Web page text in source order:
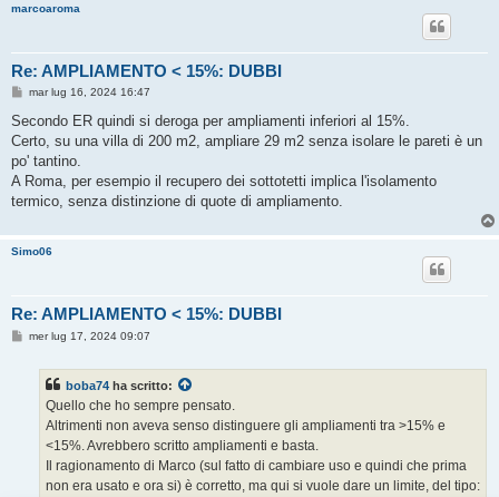
marcoaroma
Re: AMPLIAMENTO < 15%: DUBBI
M
s
a
g
i
o
mar lug 16, 2024 16:47
Secondo ER quindi si deroga per ampliamenti inferiori al 15%.
Certo, su una villa di 200 m2, ampliare 29 m2 senza isolare le pareti è un
po' tantino.
A Roma, per esempio il recupero dei sottotetti implica l'isolamento
termico, senza distinzione di quote di ampliamento.
Simo06
Re: AMPLIAMENTO < 15%: DUBBI
Mmer lug 17, 2024 09:07
boba74 ha scritto:
Quello che ho sempre pensato.
Altrimenti non aveva senso distinguere gli ampliamenti tra >15% e
<15%. Avrebbero scritto ampliamenti e basta.
Il ragionamento di Marco (sul fatto di cambiare uso e quindi che prima
non era usato e ora si) è corretto, ma qui si vuole dare un limite, del tipo: